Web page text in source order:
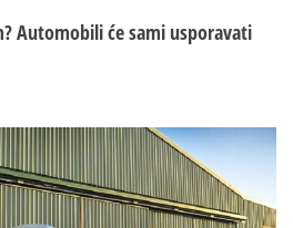
Automobili će sami usporavati